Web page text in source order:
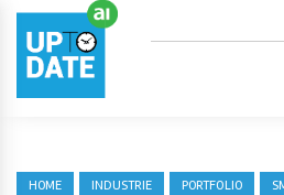
HOME INDUSTRIE PORTFOLIO